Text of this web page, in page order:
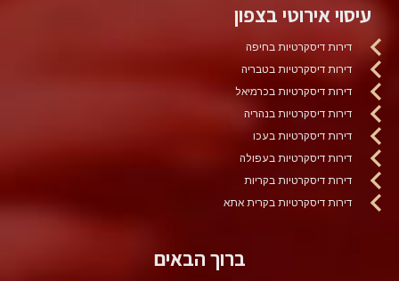
עיסוי אירוטי בצפון
דירות דיסקרטיות בחיפה
דירות דיסקרטיות בטבריה
דירות דיסקרטיות בכרמיאל
דירות דיסקרטיות בנהריה
דירות דיסקרטיות בעכו
דירות דיסקרטיות בעפולה
דירות דיסקרטיות בקריות
דירות דיסקרטיות בקרית אתא
ברוך הבאים